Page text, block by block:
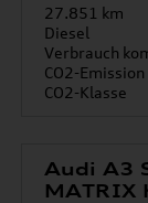
27.851 km
Diesel
Verbrauch
CO2-
CO2-Klasse
Audi A3
MATRIX